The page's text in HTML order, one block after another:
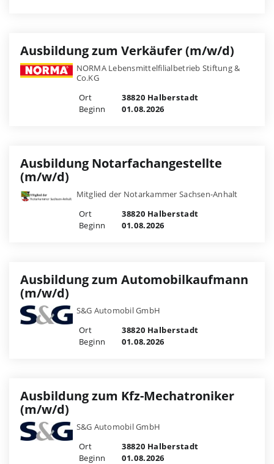
Ausbildung zum Verkäufer (m/w/d)
NORMA Lebensmittelfilialbetrieb Stiftung &
Co.KG
Ort
38820 Halberstadt
Beginn
01.08.2026
Ausbildung Notarfachangestellte
(m/w/d)
Mitglied der Notarkammer Sachsen-Anhalt
Ort
38820 Halberstadt
Beginn
01.08.2026
Ausbildung zum Automobilkaufmann
(m/w/d)
S&G Automobil GmbH
Ort
38820 Halberstadt
Beginn
01.08.2026
Ausbildung zum Kfz-Mechatroniker
(m/w/d)
S&G Automobil GmbH
Ort
38820 Halberstadt
Beginn
01.08.2026